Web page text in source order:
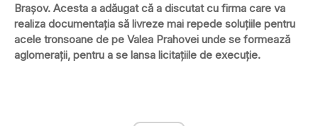
Braşov. Acesta a adăugat că a discutat cu firma care va
realiza documentația să livreze mai repede soluţiile pentru
acele tronsoane de pe Valea Prahovei unde se formează
aglomeraţii, pentru a se lansa licitațiile de execuție.